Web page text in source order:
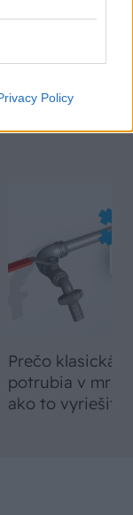
Policy
Prečo klasická
potrubia v
ako to vyriešiť